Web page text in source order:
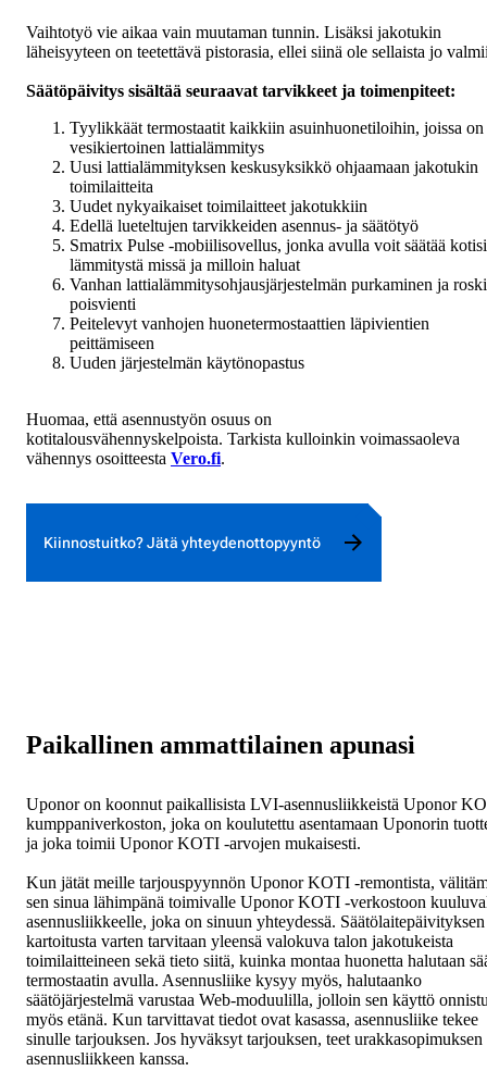
Vaihtotyö vie aikaa vain muutaman tunnin. Lisäksi jakotukin
läheisyyteen on teetettävä pistorasia, ellei siinä ole sellaista jo
Säätöpäivitys sisältää seuraavat tarvikkeet ja toimenpiteet:
Tyylikkäät termostaatit kaikkiin asuinhuonetiloihin, joissa on
vesikiertoinen lattialämmitys
Uusi lattialämmityksen keskusyksikkö ohjaamaan jakotukin
toimilaitteita
Uudet nykyaikaiset toimilaitteet jakotukkiin
Edellä lueteltujen tarvikkeiden asennus- ja säätötyö
Smatrix Pulse -mobiilisovellus, jonka avulla voit säätää kotisi
lämmitystä missä ja milloin haluat
Vanhan lattialämmitysohjausjärjestelmän purkaminen ja
poisvienti
Peitelevyt vanhojen huonetermostaattien läpivientien
peittämiseen
Uuden järjestelmän käytönopastus
Huomaa, että asennustyön osuus on
kotitalousvähennyskelpoista. Tarkista kulloinkin voimassaoleva
vähennys osoitteesta Vero.fi.
Kiinnostuitko? Jätä yhteydenottopyyntö
Paikallinen ammattilainen apunasi
Uponor on koonnut paikallisista LVI-asennusliikkeistä Uponor
kumppaniverkoston, joka on koulutettu asentamaan Uponorin
ja joka toimii Uponor KOTI -arvojen mukaisesti.
Kun jätät meille tarjouspyynnön Uponor KOTI -remontista,
sen sinua lähimpänä toimivalle Uponor KOTI -verkostoon
asennusliikkeelle, joka on sinuun yhteydessä. Säätölaitepäivityksen
kartoitusta varten tarvitaan yleensä valokuva talon jakotukeista
toimilaitteineen sekä tieto siitä, kuinka montaa huonetta halutaan
termostaatin avulla. Asennusliike kysyy myös, halutaanko
säätöjärjestelmä varustaa Web-moduulilla, jolloin sen käyttö
myös etänä. Kun tarvittavat tiedot ovat kasassa, asennusliike tekee
sinulle tarjouksen. Jos hyväksyt tarjouksen, teet urakkasopimuksen
asennusliikkeen kanssa.